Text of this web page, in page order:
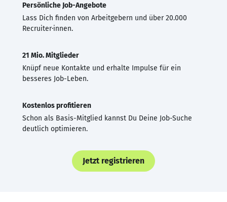
Persönliche Job-Angebote
Lass Dich finden von Arbeitgebern und über 20.000
Recruiter·innen.
21 Mio. Mitglieder
Knüpf neue Kontakte und erhalte Impulse für ein
besseres Job-Leben.
Kostenlos profitieren
Schon als Basis-Mitglied kannst Du Deine Job-Suche
deutlich optimieren.
Jetzt registrieren